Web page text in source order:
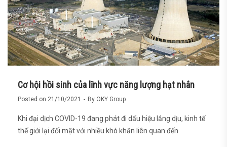
Cơ hội hồi sinh của lĩnh vực năng lượng hạt nhân
Posted on 21/10/2021 By OKY Group
Khi đại dịch COVID-19 đang phát đi dấu hiệu lắng dịu, kinh tế
thế giới lại đối mặt với nhiều khó khăn liên quan đến